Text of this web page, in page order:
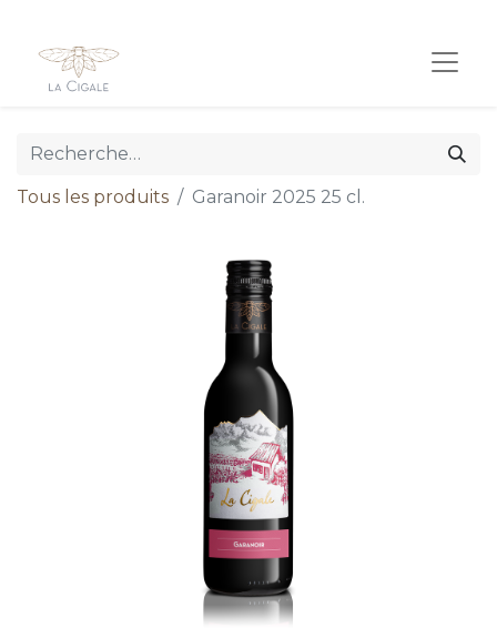
Tous les produits Garanoir 2025 25 cl.